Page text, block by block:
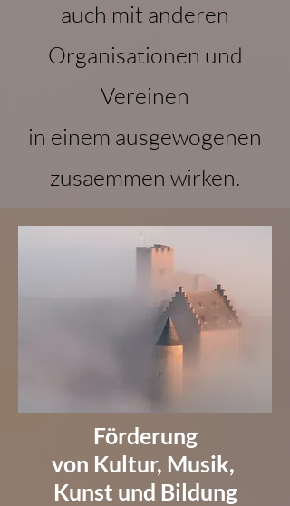
auch mit anderen
Organisationen und
Vereinen
in einem ausgewogenen
zusaemmen wirken.
Förderung
von Kultur, Musik,
Kunst und Bildung